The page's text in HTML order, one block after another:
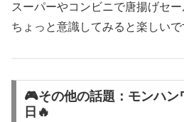
スーパーやコンビニで唐揚げセー
ちょっと意識してみると楽しいで
🎮その他の話題：モンハ
日🔥